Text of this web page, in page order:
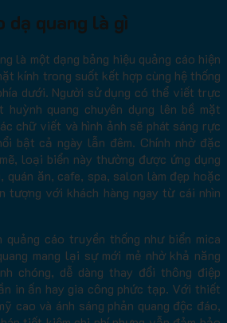
dạ quang là gì
là một dạng bảng hiệu quảng cáo hiện
kính trong suốt kết hợp cùng hệ thống
dưới. Người sử dụng có thể viết trực
huỳnh quang chuyên dụng lên bề mặt
chữ viết và hình ảnh sẽ phát sáng rực
bật cả ngày lẫn đêm. Chính nhờ đặc
loại biển này thường được ứng dụng
ăn, cafe, spa, salon làm đẹp hoặc
tượng với khách hàng ngay từ cái nhìn
cáo truyền thống như biển mica
mang lại sự mới mẻ nhờ khả năng
chóng, dễ dàng thay đổi thông điệp
in ấn hay gia công phức tạp. Với thiết
cao và ánh sáng phản quang độc đáo,